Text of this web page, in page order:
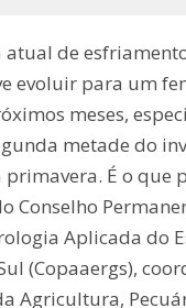
atual de
evoluir para um
meses,
metade do
É o que
Conselho
Aplicada do
(Copaaergs),
Agricultura,